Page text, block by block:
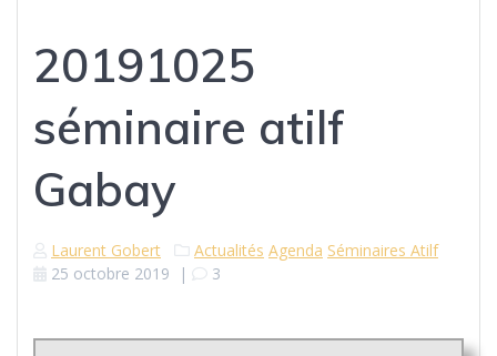
20191025
séminaire atilf
Gabay
Laurent Gobert Actualités Agenda Séminaires Atilf
25 octobre 2019 | 3